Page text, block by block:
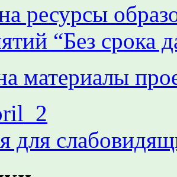
ресурсы
“Без срока
материалы
для